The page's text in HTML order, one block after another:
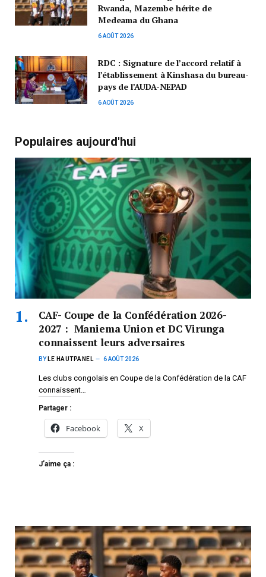
Rwanda, Mazembe hérite de
Medeama du Ghana
6 AOÛT 2026
RDC : Signature de l’accord relatif à
l’établissement à Kinshasa du bureau-
pays de l’AUDA-NEPAD
6 AOÛT 2026
Populaires aujourd'hui
CAF- Coupe de la Confédération 2026-
2027 : Maniema Union et DC Virunga
connaissent leurs adversaires
BY LE HAUTPANEL 6 AOÛT 2026
Les clubs congolais en Coupe de la Confédération de la CAF
connaissent…
Partager :
Facebook X
J’aime ça :